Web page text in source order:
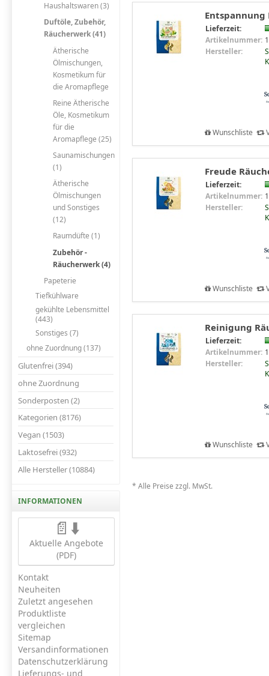
Haushaltswaren (3)
Duftöle, Zubehör,
Räucherwerk (41)
Ätherische
Ölmischungen,
Kosmetikum für
die Aromapflege
Reine Ätherische
Öle, Kosmetikum
für die
Aromapflege (25)
Saunamischungen
(1)
Ätherische
Ölmischungen
und Sonstiges
(12)
Raumdüfte (1)
Zubehör -
Räucherwerk (4)
Papeterie
Tiefkühlware
gekühlte Lebensmittel
(443)
Sonstiges (7)
ohne Zuordnung (137)
Glutenfrei (394)
ohne Zuordnung
Sonderposten (2)
Kategorien (8176)
Vegan (1503)
Laktosefrei (932)
Alle Hersteller (10884)
INFORMATIONEN
📄⬇️
Aktuelle Angebote
(PDF)
Kontakt
Neuheiten
Zuletzt angesehen
Produktliste
vergleichen
Sitemap
Versandinformationen
Datenschutzerklärung
Lieferungs- und
Entspannung
Lieferzeit:
Artikelnummer:
Hersteller:
Wunschliste
Freude
Lieferzeit:
Artikelnummer:
Hersteller:
Wunschliste
Reinigung
Lieferzeit:
Artikelnummer:
Hersteller:
Wunschliste
* Alle Preise zzgl. MwSt.